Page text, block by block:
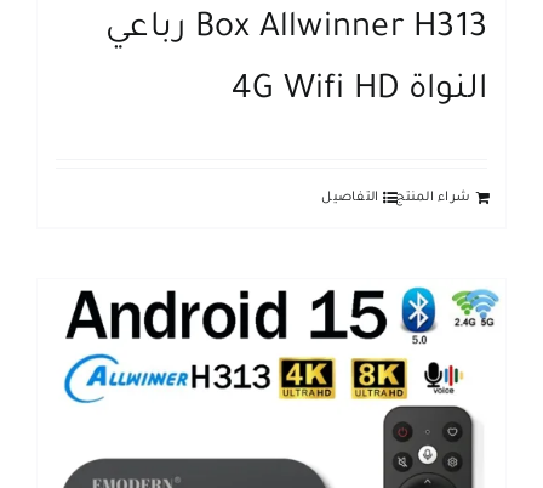
Box Allwinner H313 رباعي
النواة 4G Wifi HD
شراء المنتج التفاصيل